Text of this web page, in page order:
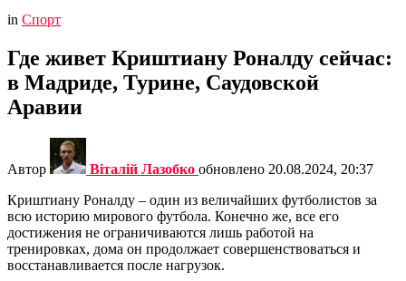
in Спорт
Где живет Криштиану Роналду сейчас:
в Мадриде, Турине, Саудовской
Аравии
Автор Віталій Лазобко обновлено 20.08.2024, 20:37
Криштиану Роналду – один из величайших футболистов за
всю историю мирового футбола. Конечно же, все его
достижения не ограничиваются лишь работой на
тренировках, дома он продолжает совершенствоваться и
восстанавливается после нагрузок.